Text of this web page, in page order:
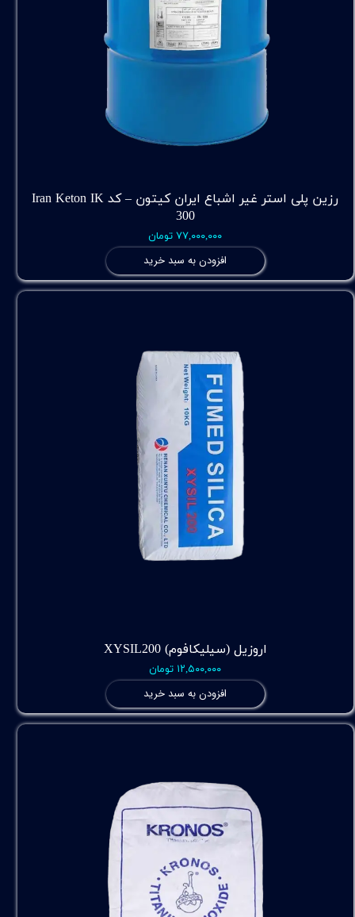
رزین پلی استر غیر اشباع ایران کیتون – کد Iran Keton IK
300
۷۷,۰۰۰,۰۰۰ تومان
افزودن به سبد خرید
اروزیل (سیلیکافوم) XYSIL200
۱۲,۵۰۰,۰۰۰ تومان
افزودن به سبد خرید